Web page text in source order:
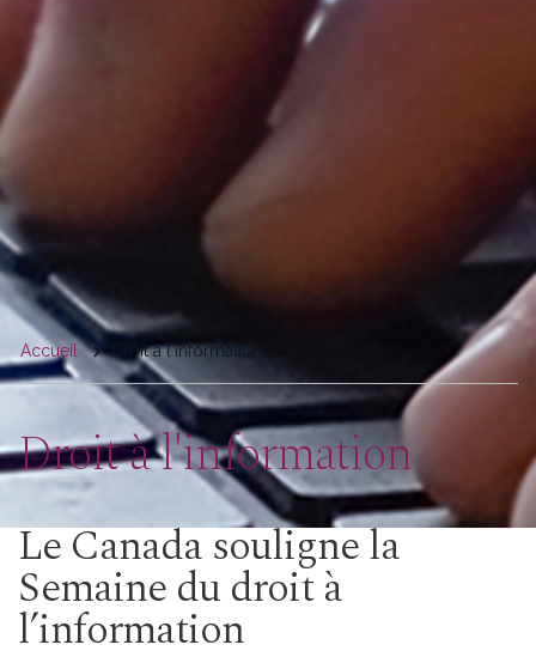
You
are
here
Accueil Droit à l'information
Droit à l'information
Le Canada souligne la
Semaine du droit à
l’information